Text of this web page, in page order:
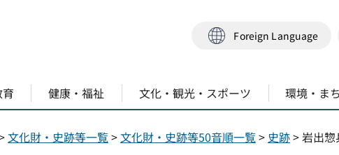
Foreign Language
健康・福祉 文化・観光・スポーツ 環境・ま
文化財・史跡等一覧>文化財・史跡等50音順一覧> 史跡> 岩出